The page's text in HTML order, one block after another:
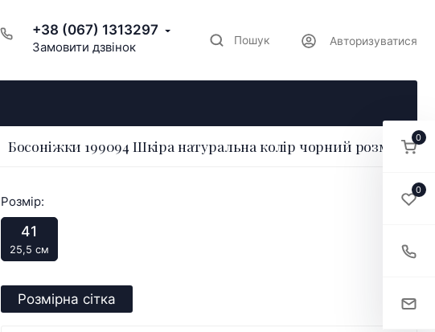
+38 (067) 1313297
Замовити дзвінок Пошук Авторизуватися
Босоніжки 199094 Шкіра натуральна колір чорний розмір 41
Розмір:
41
25,5 см
Розмірна сітка
0
0